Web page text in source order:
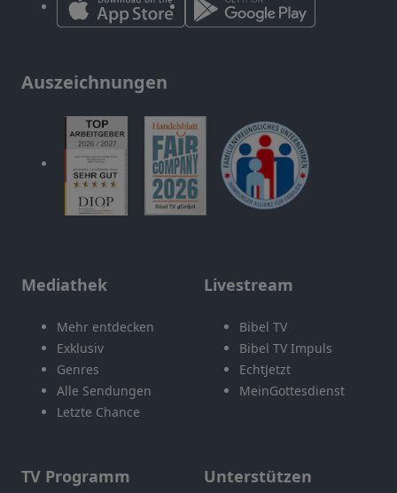
Auszeichnungen
Mediathek
Mehr entdecken
Exklusiv
Genres
Alle Sendungen
Letzte Chance
Livestream
Bibel TV
Bibel TV Impuls
EchtJetzt
MeinGottesdienst
TV Programm Unterstützen